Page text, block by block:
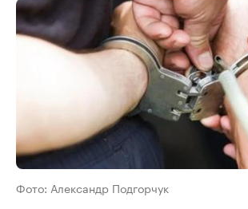
Фото: Александр Подгорчук